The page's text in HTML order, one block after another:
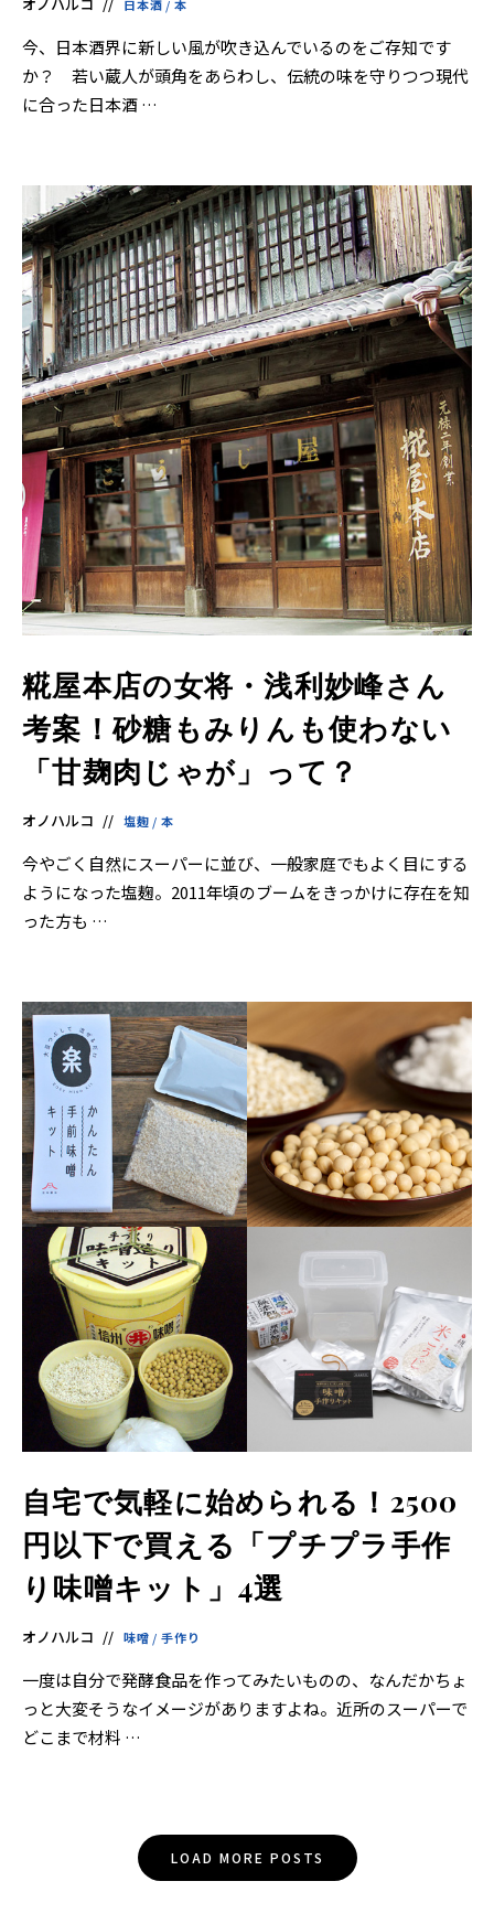
日本酒 / 本
今、日本酒界に新しい風が吹き込んでいるのをご存知です
か？ 若い蔵人が頭角をあらわし、伝統の味を守りつつ現代
に合った日本酒 …
糀屋本店の女将・浅利妙峰さん
考案！砂糖もみりんも使わない
「甘麹肉じゃが」って？
オノハルコ 塩麹 / 本
今やごく自然にスーパーに並び、一般家庭でもよく目にする
ようになった塩麹。2011年頃のブームをきっかけに存在を知
った方も …
自宅で気軽に始められる！2500
円以下で買える「プチプラ手作
り味噌キット」4選
オノハルコ 味噌 / 手作り
一度は自分で発酵食品を作ってみたいものの、なんだかちょ
っと大変そうなイメージがありますよね。近所のスーパーで
どこまで材料 …
Navigation
LOAD MORE POSTS